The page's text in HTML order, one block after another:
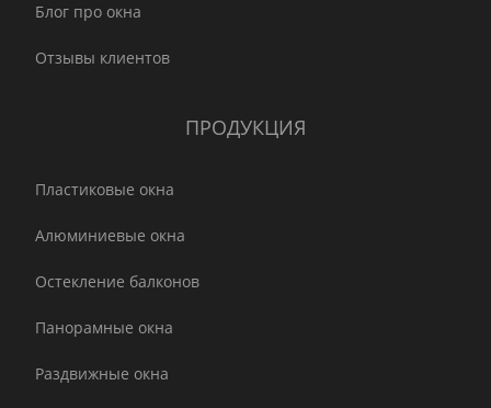
Блог про окна
Отзывы клиентов
ПРОДУКЦИЯ
Пластиковые окна
Алюминиевые окна
Остекление балконов
Панорамные окна
Раздвижные окна